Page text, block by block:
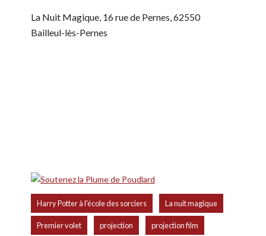
La Nuit Magique, 16 rue de Pernes, 62550
Bailleul-lès-Pernes
Harry Potter à l'école des sorciers La nuit magique
Premier volet projection projection film